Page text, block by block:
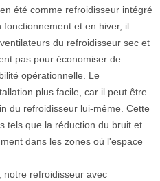
été comme refroidisseur intégré
et en hiver, il
du refroidisseur sec et
pas pour économiser de
opérationnelle. Le
plus facile, car il peut être
du refroidisseur lui-même. Cette
tels que la réduction du bruit et
dans les zones où l'espace
notre refroidisseur avec